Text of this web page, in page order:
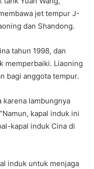
jet tempur J-
dan Shandong.
tahun 1998, dan
memperbaiki. Liaoning
bagi anggota tempur.
karena lambungnya
kapal induk ini
kapal induk Cina di
induk untuk menjaga